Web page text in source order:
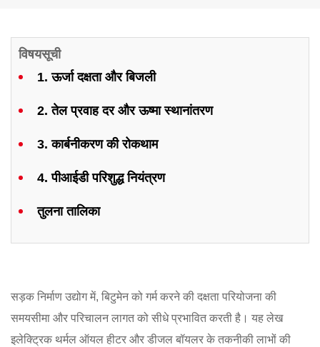
विषयसूची
1. ऊर्जा दक्षता और बिजली
2. तेल प्रवाह दर और ऊष्मा स्थानांतरण
3. कार्बनीकरण की रोकथाम
4. पीआईडी परिशुद्ध नियंत्रण
तुलना तालिका
सड़क निर्माण उद्योग में, बिटुमेन को गर्म करने की दक्षता परियोजना की
समयसीमा और परिचालन लागत को सीधे प्रभावित करती है। यह लेख
इलेक्ट्रिक थर्मल ऑयल हीटर और डीजल बॉयलर के तकनीकी लाभों की